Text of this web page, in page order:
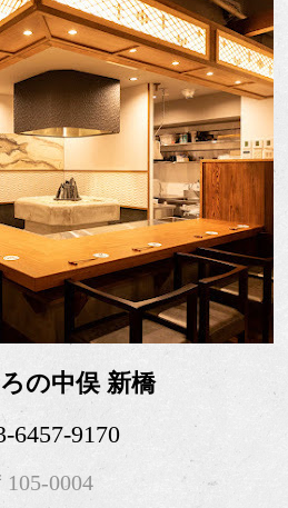
の中俣 新橋
6457-9170
105-0004